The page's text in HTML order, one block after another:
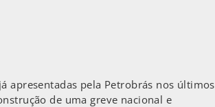
apresentadas pela Petrobrás nos últimos
de uma greve nacional e